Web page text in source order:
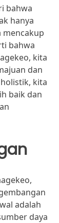
bahwa
hanya
mencakup
bahwa
kita
dan
kita
baik dan
adalah
daya